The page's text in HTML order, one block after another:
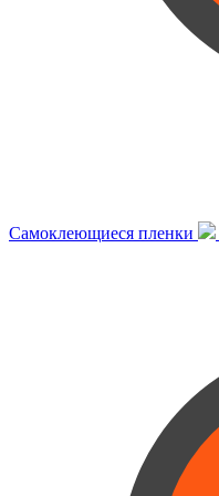
Самоклеющиеся пленки